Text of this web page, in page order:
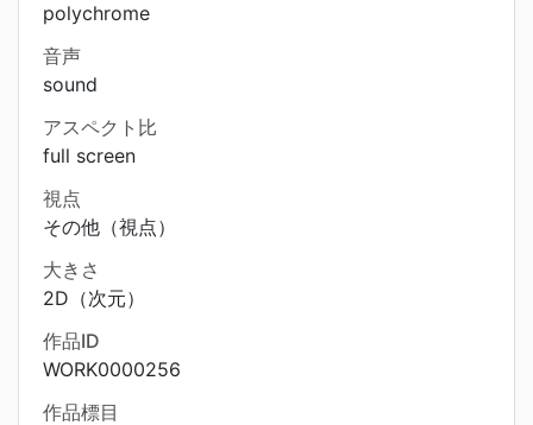
polychrome
音声
sound
アスペクト比
full screen
視点
その他（視点）
大きさ
2D（次元）
作品ID
WORK0000256
作品標目